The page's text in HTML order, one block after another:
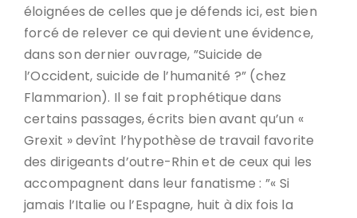
éloignées de celles que je défends ici, est bien
forcé de relever ce qui devient une évidence,
dans son dernier ouvrage, ”Suicide de
l’Occident, suicide de l’humanité ?” (chez
Flammarion). Il se fait prophétique dans
certains passages, écrits bien avant qu’un «
Grexit » devînt l’hypothèse de travail favorite
des dirigeants d’outre-Rhin et de ceux qui les
accompagnent dans leur fanatisme : ”« Si
jamais l’Italie ou l’Espagne, huit à dix fois la